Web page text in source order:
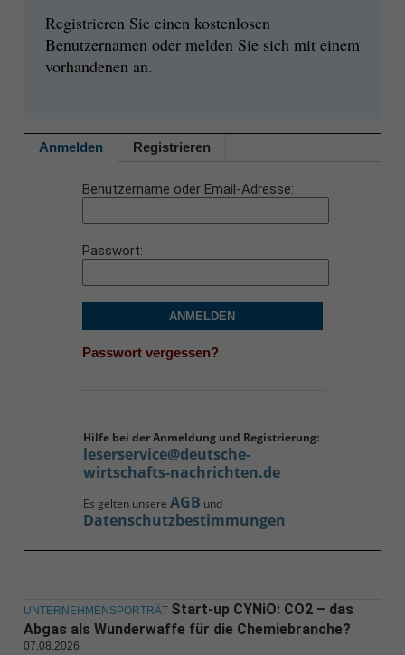
Registrieren Sie einen kostenlosen
Benutzernamen oder melden Sie sich mit einem
vorhandenen an.
Anmelden Registrieren
Benutzername oder Email-Adresse
Passwort
ANMELDEN
Passwort vergessen?
Hilfe bei der Anmeldung und Registrierung:
leserservice@deutsche-
wirtschafts-nachrichten.de
Es gelten unsere AGB und
Datenschutzbestimmungen
UNTERNEHMENSPORTRÄT Start-up CYNiO: CO2 – das
Abgas als Wunderwaffe für die Chemiebranche?
07.08.2026